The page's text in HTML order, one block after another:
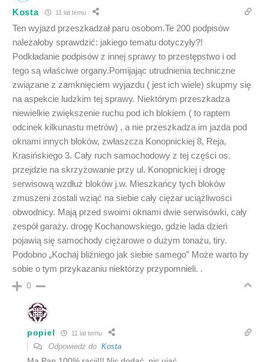
Kosta 11 lat temu
Ten wyjazd przeszkadzał paru osobom.Te 200 podpisów
należałoby sprawdzić: jakiego tematu dotyczyły?!
Podkładanie podpisów z innej sprawy to przestępstwo i od
tego są właściwe organy.Pomijając utrudnienia techniczne
związane z zamknięciem wyjazdu ( jest ich wiele) skupmy się
na aspekcie ludzkim tej sprawy. Niektórym przeszkadza
niewielkie zwiększenie ruchu pod ich blokiem ( to raptem
odcinek kilkunastu metrów) , a nie przeszkadza im jazda pod
oknami innych bloków, zwłaszcza Konopnickiej 8, Reja,
Krasińskiego 3. Cały ruch samochodowy z tej części os.
przejdzie na skrzyżowanie przy ul. Konopnickiej i drogę
serwisową wzdłuż bloków j.w. Mieszkańcy tych bloków
zmuszeni zostali wziąć na siebie cały ciężar uciążliwości
obwodnicy. Mają przed swoimi oknami dwie serwisówki, cały
zespół garaży. drogę Kochanowskiego, gdzie lada dzień
pojawią się samochody ciężarowe o dużym tonażu, tiry.
Podobno „Kochaj bliźniego jak siebie samego” Może warto by
sobie o tym przykazaniu niektórzy przypomnieli. .
0
popiel 11 lat temu
Odpowiedz do Kosta